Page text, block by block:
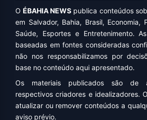
OÉBAHIA NEWS publica conteúdos
em Salvador, Bahia, Brasil, Economia,
Saúde, Esportes e Entretenimento.
baseadas em fontes consideradas
não nos responsabilizamos por
base no conteúdo aqui apresentado.
Os materiais publicados são de
respectivos criadores e idealizadores.
atualizar ou remover conteúdos a
aviso prévio.